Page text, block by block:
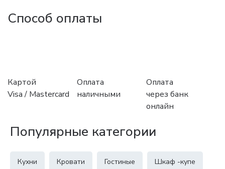
Способ оплаты
Картой
Visa / Mastercard
Оплата
наличными
Оплата
через банк
онлайн
Популярные категории
Кухни Кровати Гостиные Шкаф -купе